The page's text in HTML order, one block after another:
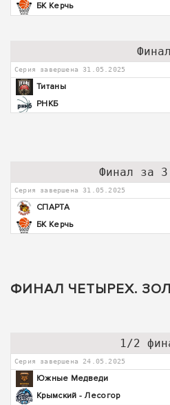
БК Керчь
Финал
Серия завершена 31.05.2025
Титаны
РНКБ
Финал за 3
Серия завершена 31.05.2025
СПАРТА
БК Керчь
ФИНАЛ ЧЕТЫРЕХ.
1/2
Серия завершена 24.05.2025
Южные Медведи
Крымский - Лесогор